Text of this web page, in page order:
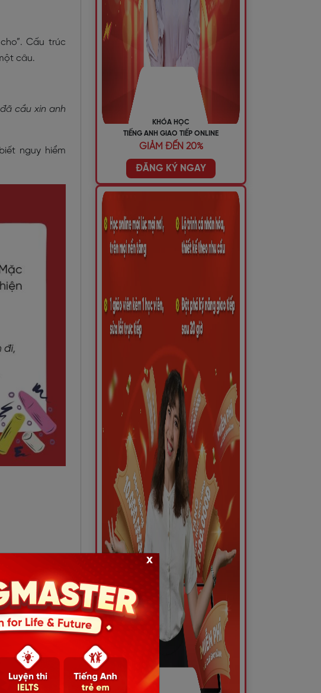
Cấu trúc
câu.
cầu xin anh
nguy hiểm
tạo thành
cần có mệnh
Anh, các
cần thêm dấu
KHÓA HỌC
TIẾNG ANH GIAO TIẾP ONLINE
GIẢM ĐẾN 20%
ĐĂNG KÝ NGAY
x